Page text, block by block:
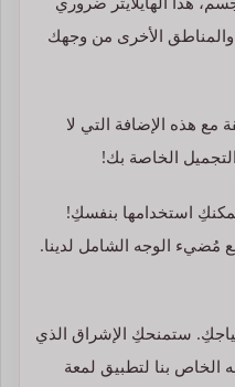
الأخرى من وجهك
مع هذه الإضافة التي لا
الخاصة بك!
استخدامها بنفسكِ!
مُضيء الوجه الشامل لدينا.
ستمنحكِ الإشراق الذي
بنا لتطبيق لمعة